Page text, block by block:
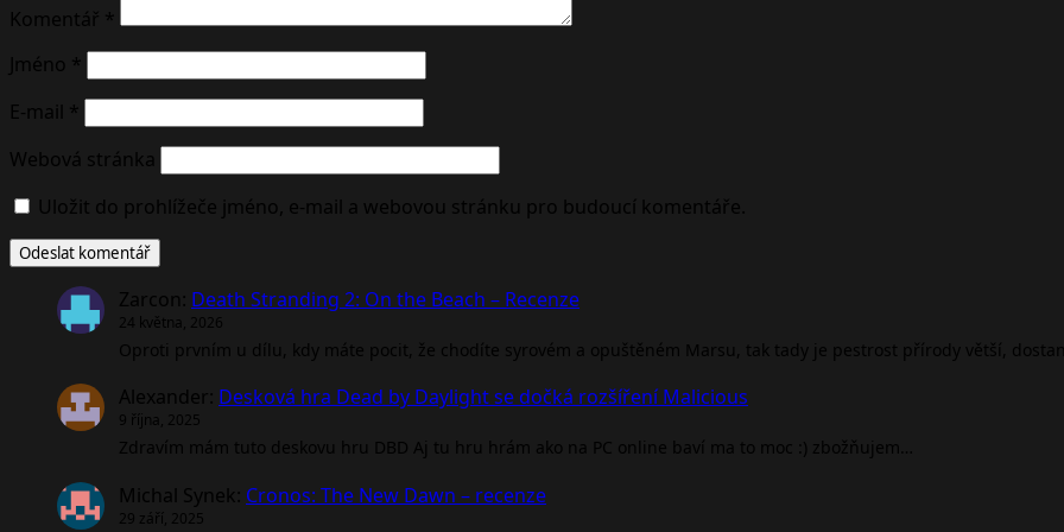
Komentář *
Jméno *
E-mail *
Webová stránka
Uložit do prohlížeče jméno, e-mail a webovou stránku pro budoucí komentáře.
Zarcon: Death Stranding 2: On the Beach – Recenze
24 května, 2026
Oproti prvním u dílu, kdy máte pocit, že chodíte syrovém a opuštěném Marsu, tak tady je pestrost přírody větší,
Alexander: Desková hra Dead by Daylight se dočká rozšíření Malicious
9 října, 2025
Zdravím mám tuto deskovu hru DBD Aj tu hru hrám ako na PC online baví ma to moc :) zbožňujem…
Michal Synek: Cronos: The New Dawn – recenze
29 září, 2025